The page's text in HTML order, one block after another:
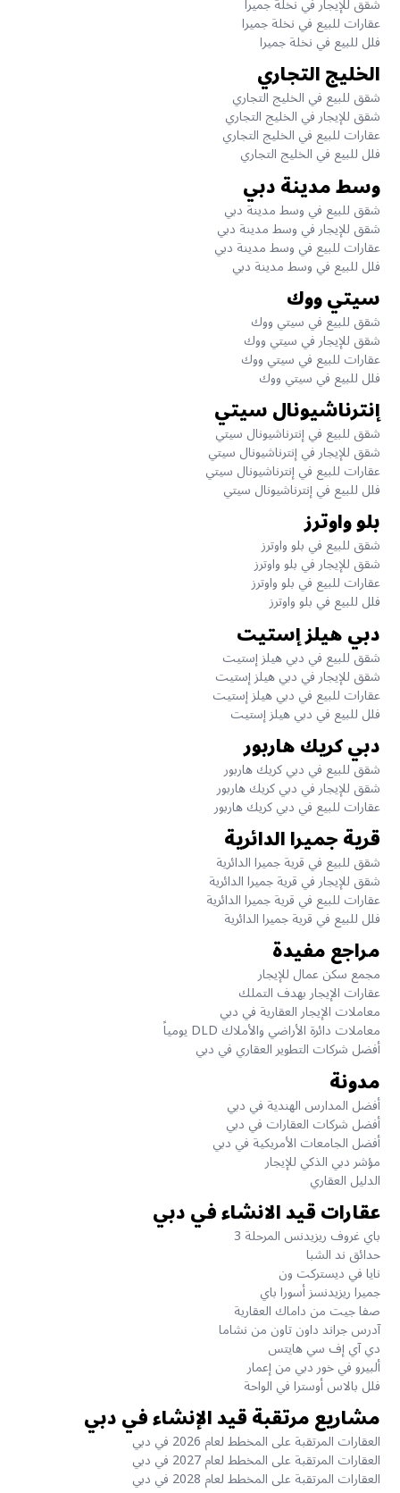
عقارات للبيع في نخلة جميرا
فلل للبيع في نخلة جميرا
الخليج التجاري
شقق للبيع في الخليج التجاري
شقق للإيجار في الخليج التجاري
عقارات للبيع في الخليج التجاري
فلل للبيع في الخليج التجاري
وسط مدينة دبي
شقق للبيع في وسط مدينة دبي
شقق للإيجار في وسط مدينة دبي
عقارات للبيع في وسط مدينة دبي
فلل للبيع في وسط مدينة دبي
سيتي ووك
شقق للبيع في سيتي ووك
شقق للإيجار في سيتي ووك
عقارات للبيع في سيتي ووك
فلل للبيع في سيتي ووك
إنترناشيونال سيتي
شقق للبيع في إنترناشيونال سيتي
شقق للإيجار في إنترناشيونال سيتي
عقارات للبيع في إنترناشيونال سيتي
فلل للبيع في إنترناشيونال سيتي
بلو واوترز
شقق للبيع في بلو واوترز
شقق للإيجار في بلو واوترز
عقارات للبيع في بلو واوترز
فلل للبيع في بلو واوترز
دبي هيلز إستيت
شقق للبيع في دبي هيلز إستيت
شقق للإيجار في دبي هيلز إستيت
عقارات للبيع في دبي هيلز إستيت
فلل للبيع في دبي هيلز إستيت
دبي كريك هاربور
شقق للبيع في دبي كريك هاربور
شقق للإيجار في دبي كريك هاربور
عقارات للبيع في دبي كريك هاربور
قرية جميرا الدائرية
شقق للبيع في قرية جميرا الدائرية
شقق للإيجار في قرية جميرا الدائرية
عقارات للبيع في قرية جميرا الدائرية
فلل للبيع في قرية جميرا الدائرية
مراجع مفيدة
مجمع سكن عمال للإيجار
عقارات الإيجار بهدف التملك
معاملات الإيجار العقارية في دبي
معاملات دائرة الأراضي والأملاك DLD يومياً
أفضل شركات التطوير العقاري في دبي
مدونة
أفضل المدارس الهندية في دبي
أفضل شركات العقارات في دبي
أفضل الجامعات الأمريكية في دبي
مؤشر دبي الذكي للإيجار
الدليل العقاري
عقارات قيد الانشاء في دبي
باي غروف ريزيدنس المرحلة 3
حدائق ند الشبا
نايا في ديستركت ون
جميرا ريزيدنسز أسورا باي
صفا جيت من داماك العقارية
آدرس جراند داون تاون من نشاما
دي آي إف سي هايتس
ألبيرو في خور دبي من إعمار
فلل بالاس أوسترا في الواحة
مشاريع مرتقبة قيد الإنشاء في دبي
العقارات المرتقبة على المخطط لعام 2026 في دبي
العقارات المرتقبة على المخطط لعام 2027 في دبي
العقارات المرتقبة على المخطط لعام 2028 في دبي